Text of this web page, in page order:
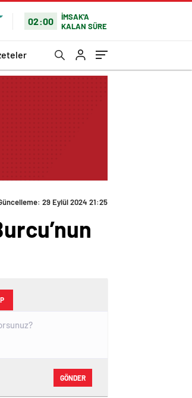
02:00
İMSAK'A
KALAN SÜRE
29 Eylül 2024 21:25
GÖNDER